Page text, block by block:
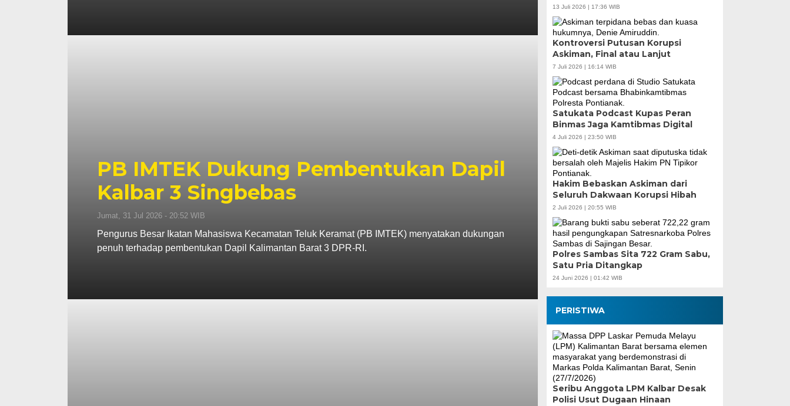
PB IMTEK Dukung Pembentukan Dapil
Kalbar 3 Singbebas
Jumat, 31 Jul 2026 - 20:52 WIB
Pengurus Besar Ikatan Mahasiswa Kecamatan Teluk Keramat (PB IMTEK) menyatakan dukungan
penuh terhadap pembentukan Dapil Kalimantan Barat 3 DPR-RI.
13 Juli 2026 | 17:36 WIB
Kontroversi Putusan Korupsi
Askiman, Final atau Lanjut
7 Juli 2026 | 16:14 WIB
Satukata Podcast Kupas Peran
Binmas Jaga Kamtibmas Digital
4 Juli 2026 | 23:50 WIB
Hakim Bebaskan Askiman dari
Seluruh Dakwaan Korupsi Hibah
2 Juli 2026 | 20:55 WIB
Polres Sambas Sita 722 Gram Sabu,
Satu Pria Ditangkap
24 Juni 2026 | 01:42 WIB
PERISTIWA
Seribu Anggota LPM Kalbar Desak
Polisi Usut Dugaan Hinaan